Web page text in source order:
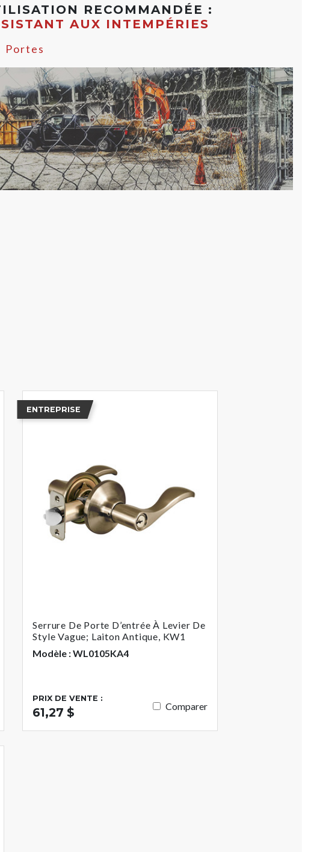
RECOMMANDÉE :
AUX INTEMPÉRIES
Portes
ENTREPRISE
Serrure De Porte D’entrée À Levier De
Style Vague; Laiton Antique, KW1
Modèle : WL0105KA4
PRIX DE VENTE :
61,27 $ Comparer